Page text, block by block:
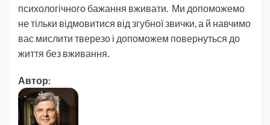
психологічного бажання вживати. Ми допоможемо
не тільки відмовитися від згубної звички, а й навчимо
вас мислити тверезо і допоможем повернуться до
життя без вживання.
Автор: